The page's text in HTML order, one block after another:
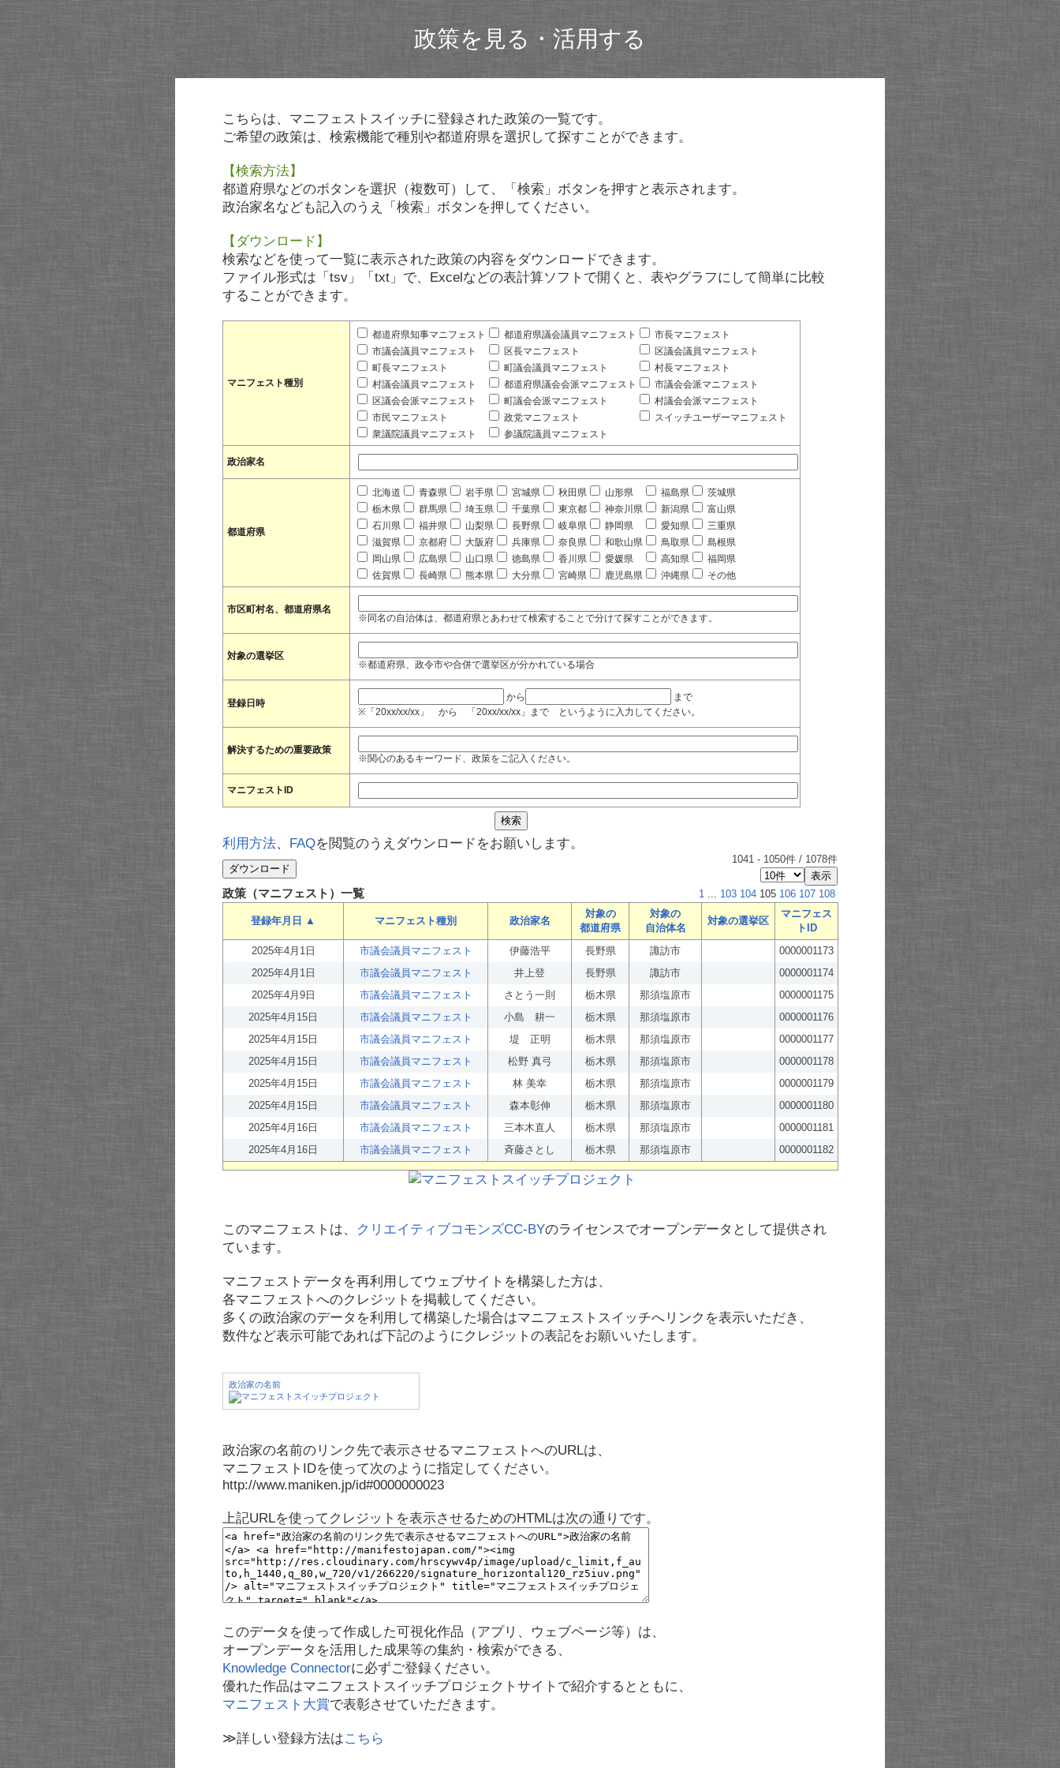
政策を見る・活用する
こちらは、マニフェストスイッチに登録された政策の一覧です。
ご希望の政策は、検索機能で種別や都道府県を選択して探すことができます。
【検索方法】
都道府県などのボタンを選択（複数可）して、「検索」ボタンを押すと表示されます。
政治家名なども記入のうえ「検索」ボタンを押してください。
【ダウンロード】
検索などを使って一覧に表示された政策の内容をダウンロードできます。
ファイル形式は「tsv」「txt」で、Excelなどの表計算ソフトで開くと、表やグラフにして簡単に比較
することができます。
マニフェスト種別
都道府県知事マニフェスト 都道府県議会議員マニフェスト
市長マニフェスト
市議会議員マニフェスト
区長マニフェスト
区議会議員マニフェスト
町長マニフェスト
町議会議員マニフェスト
村長マニフェスト
村議会議員マニフェスト
都道府県議会会派マニフェスト
市議会会派マニフェスト
区議会会派マニフェスト
町議会会派マニフェスト
村議会会派マニフェスト
市民マニフェスト
政党マニフェスト
スイッチユーザーマニフェスト
衆議院議員マニフェスト
参議院議員マニフェスト
政治家名
都道府県
北海道 青森県 岩手県 宮城県 秋田県 山形県 福島県
茨城県
栃木県
群馬県 埼玉県 千葉県 東京都 神奈川県 新潟県
富山県
石川県
福井県 山梨県 長野県 岐阜県 静岡県 愛知県
三重県
滋賀県
京都府 大阪府 兵庫県 奈良県 和歌山県 鳥取県
島根県
岡山県
広島県 山口県 徳島県 香川県 愛媛県 高知県
福岡県
佐賀県
長崎県 熊本県 大分県 宮崎県 鹿児島県 沖縄県 その他
市区町村名、都道府県名
※同名の自治体は、都道府県とあわせて検索することで分けて探すことができます。
対象の選挙区
※都道府県、政令市や合併で選挙区が分かれている場合
登録日時
から
まで
※「20xx/xx/xx」 から 「20xx/xx/xx」まで というように入力してください。
解決するための重要政策
※関心のあるキーワード、政策をご記入ください。
マニフェストID
利用方法、 FAQを閲覧のうえダウンロードをお願いします。
1041 - 1050件 / 1078件
政策（マニフェスト）一覧 1 ... 103 104 105 106 107 108
登録年月日 ▲ マニフェスト種別 政治家名
対象の
都道府県
対象の
自治体名
対象の選挙区
マニフェス
トID
2025年4月1日
市議会議員マニフェスト 伊藤浩平 長野県 諏訪市
0000001173
2025年4月1日
市議会議員マニフェスト 井上登 長野県 諏訪市
0000001174
2025年4月9日
市議会議員マニフェスト さとう一則 栃木県 那須塩原市
0000001175
2025年4月15日
市議会議員マニフェスト 小島 耕一 栃木県 那須塩原市
0000001176
2025年4月15日
市議会議員マニフェスト 堤 正明 栃木県 那須塩原市
0000001177
2025年4月15日
市議会議員マニフェスト 松野 真弓 栃木県 那須塩原市
0000001178
2025年4月15日
市議会議員マニフェスト 林 美幸 栃木県 那須塩原市
0000001179
2025年4月15日
市議会議員マニフェスト 森本彰伸 栃木県 那須塩原市
0000001180
2025年4月16日
市議会議員マニフェスト 三本木直人 栃木県 那須塩原市
0000001181
2025年4月16日
市議会議員マニフェスト 斉藤さとし 栃木県 那須塩原市 0000001182
このマニフェストは、 クリエイティブコモンズCC-BYのライセンスでオープンデータとして提供され
ています。
マニフェストデータを再利用してウェブサイトを構築した方は、
各マニフェストへのクレジットを掲載してください。
多くの政治家のデータを利用して構築した場合はマニフェストスイッチへリンクを表示いただき、
数件など表示可能であれば下記のようにクレジットの表記をお願いいたします。
政治家の名前
政治家の名前のリンク先で表示させるマニフェストへのURLは、
マニフェストIDを使って次のように指定してください。
http://www.maniken.jp/id#0000000023
上記URLを使ってクレジットを表示させるためのHTMLは次の通りです。
このデータを使って作成した可視化作品（アプリ、ウェブページ等）は、
オープンデータを活用した成果等の集約・検索ができる、
Knowledge Connectorに必ずご登録ください。
優れた作品はマニフェストスイッチプロジェクトサイトで紹介するとともに、
マニフェスト大賞で表彰させていただきます。
≫詳しい登録方法はこちら